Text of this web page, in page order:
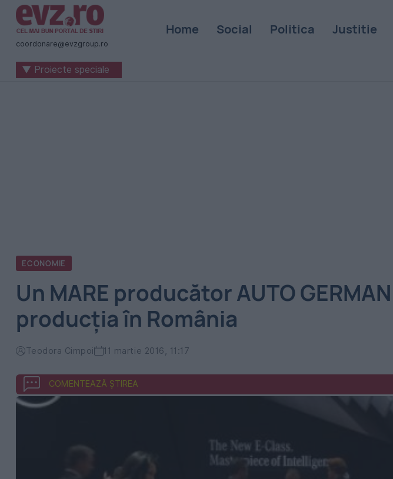
Știri
naționale
internaționale
coordonare@evzgroup.ro
Home Social Politica Justitie
▼ Proiecte speciale
ECONOMIE
Un MARE producător AUTO
producţia în România
Teodora Cimpoi 11 martie 2016, 11:17
COMENTEAZĂ ȘTIREA